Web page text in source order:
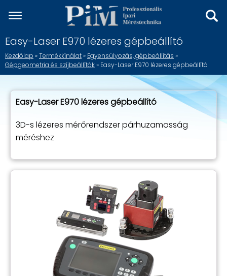
Easy-Laser E970 lézeres gépbeállító
Kezdőlap »Termékkínálat» Egyensúlyozás, gépbeállítás »
Gépgeometria és szíjbeállítók» Easy-Laser E970 lézeres gépbeállító
Easy-Laser E970 lézeres gépbeállító
3D-s lézeres mérőrendszer párhuzamosság
méréshez